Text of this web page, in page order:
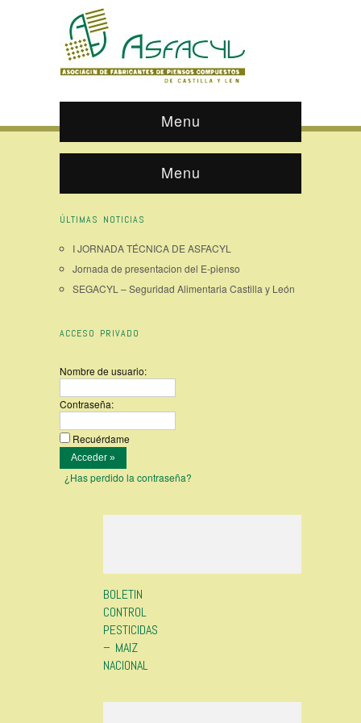
Menu
Menu
ÚLTIMAS NOTICIAS
I JORNADA TÉCNICA DE ASFACYL
Jornada de presentacion del E-pienso
SEGACYL – Seguridad Alimentaria Castilla y León
ACCESO PRIVADO
Nombre de usuario:
Contraseña:
Recuérdame
¿Has perdido la contraseña?
BOLETIN
CONTROL
PESTICIDAS
– MAIZ
NACIONAL